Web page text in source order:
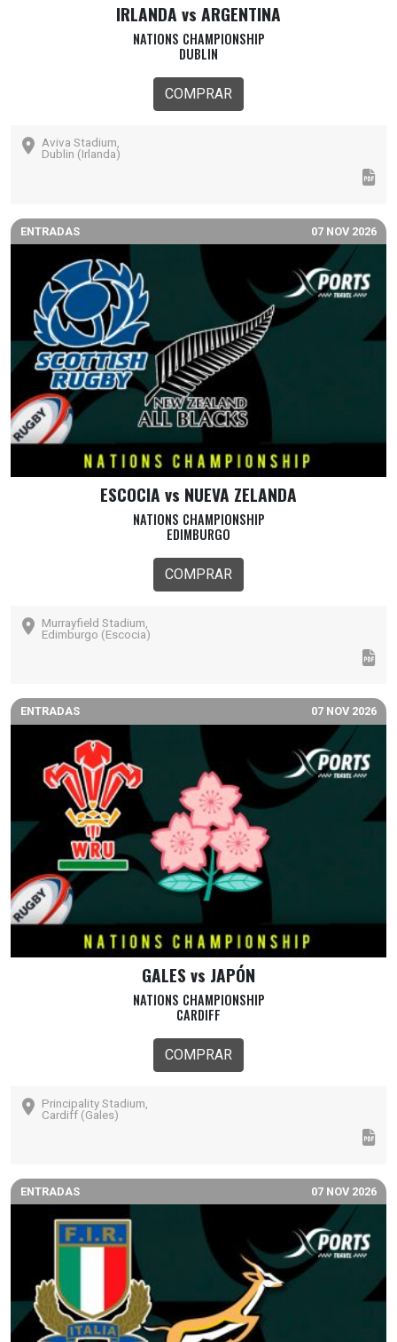
IRLANDA vs ARGENTINA
NATIONS CHAMPIONSHIP
DUBLIN
COMPRAR
Aviva Stadium,
Dublin (Irlanda)
ENTRADAS 07 NOV 2026
ESCOCIA vs NUEVA ZELANDA
NATIONS CHAMPIONSHIP
EDIMBURGO
COMPRAR
Murrayfield Stadium,
Edimburgo (Escocia)
ENTRADAS 07 NOV 2026
GALES vs JAPÓN
NATIONS CHAMPIONSHIP
CARDIFF
COMPRAR
Principality Stadium,
Cardiff (Gales)
ENTRADAS 07 NOV 2026